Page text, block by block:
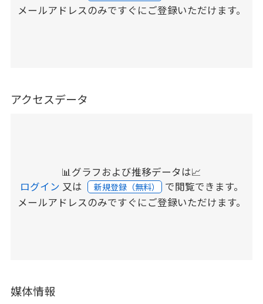
メールアドレスのみですぐにご登録いただけます。
アクセスデータ
📊グラフおよび推移データは📈
ログイン 又は 新規登録（無料） で閲覧できます。
メールアドレスのみですぐにご登録いただけます。
媒体情報